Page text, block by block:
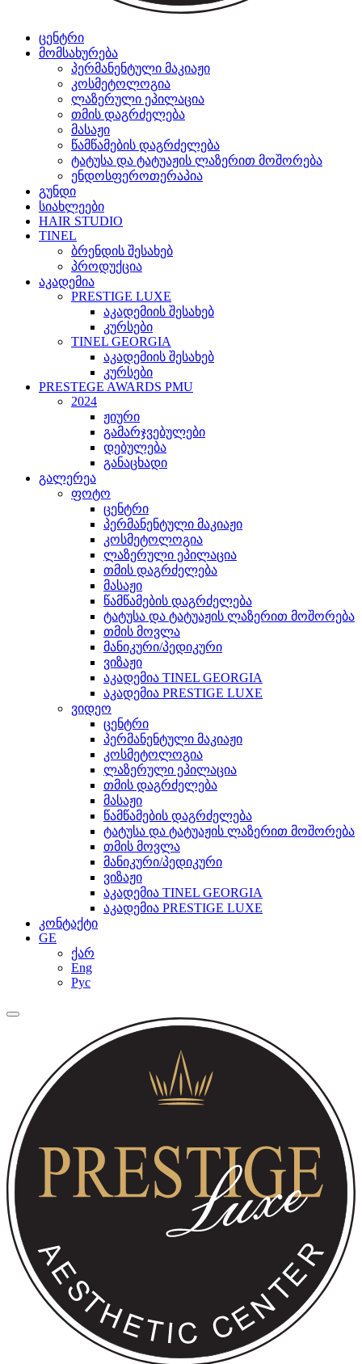
ცენტრი
მომსახურება
პერმანენტული მაკიაჟი
კოსმეტოლოგია
ლაზერული ეპილაცია
თმის დაგრძელება
მასაჟი
წამწამების დაგრძელება
ტატუსა და ტატუაჟის ლაზერით მოშორება
ენდოსფეროთერაპია
გუნდი
სიახლეები
HAIR STUDIO
TINEL
ბრენდის შესახებ
პროდუქცია
აკადემია
PRESTIGE LUXE
აკადემიის შესახებ
კურსები
TINEL GEORGIA
აკადემიის შესახებ
კურსები
PRESTEGE AWARDS PMU
2024
ჟიური
გამარჯვებულები
დებულება
განაცხადი
გალერეა
ფოტო
ცენტრი
პერმანენტული მაკიაჟი
კოსმეტოლოგია
ლაზერული ეპილაცია
თმის დაგრძელება
მასაჟი
წამწამების დაგრძელება
ტატუსა და ტატუაჟის ლაზერით მოშორება
თმის მოვლა
მანიკური/პედიკური
ვიზაჟი
აკადემია TINEL GEORGIA
აკადემია PRESTIGE LUXE
ვიდეო
ცენტრი
პერმანენტული მაკიაჟი
კოსმეტოლოგია
ლაზერული ეპილაცია
თმის დაგრძელება
მასაჟი
წამწამების დაგრძელება
ტატუსა და ტატუაჟის ლაზერით მოშორება
თმის მოვლა
მანიკური/პედიკური
ვიზაჟი
აკადემია TINEL GEORGIA
აკადემია PRESTIGE LUXE
კონტაქტი
GE
ქარ
Eng
Рус